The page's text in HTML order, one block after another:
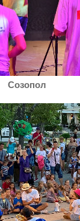
Созопол